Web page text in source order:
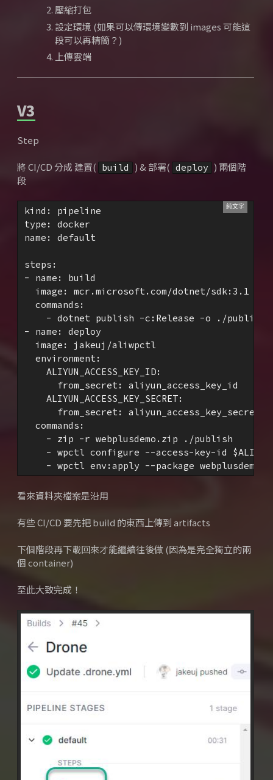
壓縮打包
設定環境 (如果可以傳環境變數到 images 可能這
段可以再精簡？)
上傳雲端
V3
Step
將 CI/CD 分成 建置( build ) & 部署( deploy ) 兩個階
段
kind: pipeline
type: docker
name: default
steps:
- name: build
  image: mcr.microsoft.com/dotnet/sdk:3.1
  commands:
    - dotnet publish -c:Release -o ./publish
- name: deploy
  image: jakeuj/aliwpctl
  environment:
    ALIYUN_ACCESS_KEY_ID:
      from_secret: aliyun_access_key_id
    ALIYUN_ACCESS_KEY_SECRET:
      from_secret: aliyun_access_key_secret
  commands:
    - zip -r webplusdemo.zip ./publish
- wpctl configure --access-key-id
- wpctl env:apply --package
看來資料夾檔案是沿用
有些 CI/CD 要先把 build 的東西上傳到 artifacts
下個階段再下載回來才能繼續往後做 (因為是完全獨立的兩
個 container)
至此大致完成！